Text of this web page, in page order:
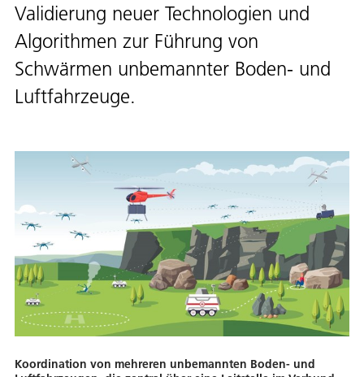
Validierung neuer Technologien und
Algorithmen zur Führung von
Schwärmen unbemannter Boden- und
Luftfahrzeuge.
Koordination von mehreren unbemannten Boden- und